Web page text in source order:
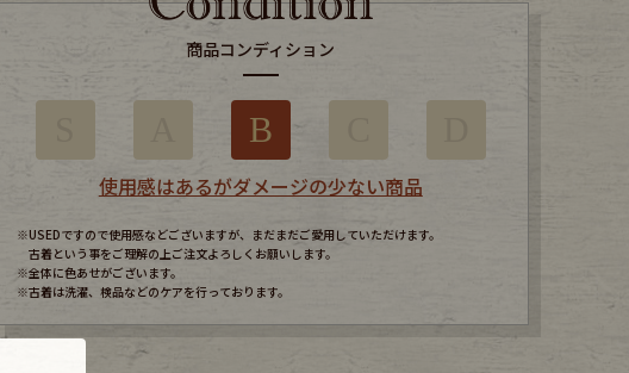
商品コンディション
B
使用感はあるがダメージの少ない商品
※USEDですので使用感などございますが、まだまだご愛用していただけます。
古着という事をご理解の上ご注文よろしくお願いします。
※全体に色あせがございます。
※古着は洗濯、検品などのケアを行っております。